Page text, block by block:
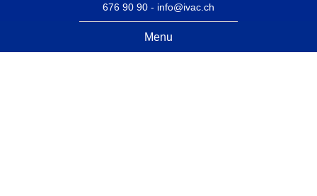
676 90 90 - info@ivac.ch
Menu